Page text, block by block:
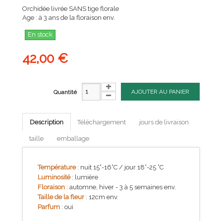
Orchidée livrée SANS tige florale
Age : à 3 ans de la floraison env.
En stock
42,00 €
AJOUTER AU PANIER
Quantité
Description Téléchargement jours de livraison
taille emballage
Température: nuit 15°-16°C / jour 18°-25 °C
Luminosité: lumière
Floraison : automne, hiver - 3 à 5 semaines env.
Taille de la fleur : 12cm env.
Parfum : oui